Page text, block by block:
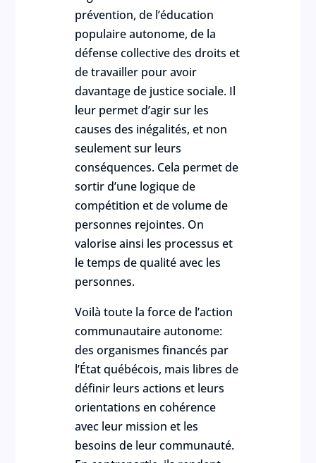
prévention, de l’éducation
populaire autonome, de la
défense collective des droits et
de travailler pour avoir
davantage de justice sociale. Il
leur permet d’agir sur les
causes des inégalités, et non
seulement sur leurs
conséquences. Cela permet de
sortir d’une logique de
compétition et de volume de
personnes rejointes. On
valorise ainsi les processus et
le temps de qualité avec les
personnes.
Voilà toute la force de l’action
communautaire autonome:
des organismes financés par
l’État québécois, mais libres de
définir leurs actions et leurs
orientations en cohérence
avec leur mission et les
besoins de leur communauté.